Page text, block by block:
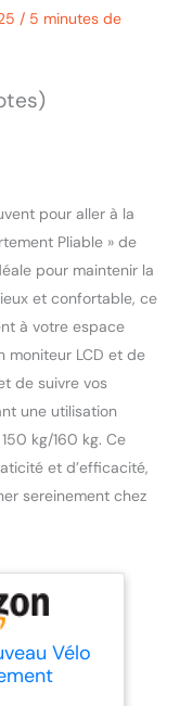
/ 5 minutes de
pour aller à la
Pliable » de
pour maintenir la
et confortable, ce
à votre espace
moniteur LCD et de
de suivre vos
une utilisation
kg/160 kg. Ce
et d’efficacité,
sereinement chez
Vélo